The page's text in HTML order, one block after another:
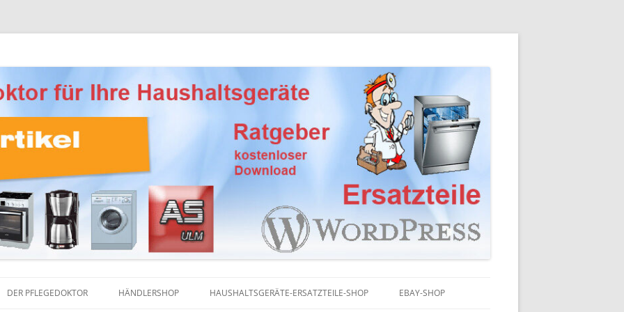
Haushaltsgeräte
DER PFLEGEDOKTOR HÄNDLERSHOP HAUSHALTSGERÄTE-ERSATZTEILE-SHOP EBAY-SHOP